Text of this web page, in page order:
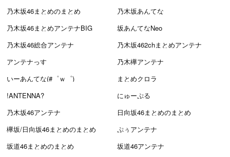
乃木坂46まとめのまとめ
乃木坂あんてな
乃木坂46まとめアンテナBIG
坂あんてなNeo
乃木坂46総合アンテナ
乃木坂462chまとめアンテナ
アンテナっす
乃木欅アンテナ
いーあんてな(#゜ｗ゜)
まとめクロラ
!ANTENNA?
にゅーぷる
乃木坂46アンテナ
日向坂46まとめのまとめ
欅坂/日向坂46まとめのまとめ
ぷぅアンテナ
坂道46まとめのまとめ
坂道46アンテナ